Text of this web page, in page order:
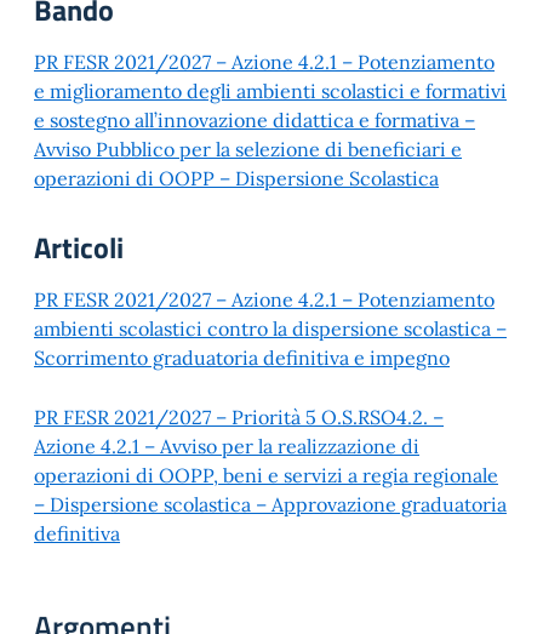
Bando
PR FESR 2021/2027 – Azione 4.2.1 – Potenziamento
e miglioramento degli ambienti scolastici e formativi
e sostegno all’innovazione didattica e formativa –
Avviso Pubblico per la selezione di beneficiari e
operazioni di OOPP – Dispersione Scolastica
Articoli
PR FESR 2021/2027 – Azione 4.2.1 – Potenziamento
ambienti scolastici contro la dispersione scolastica –
Scorrimento graduatoria definitiva e impegno
PR FESR 2021/2027 – Priorità 5 O.S.RSO4.2. –
Azione 4.2.1 – Avviso per la realizzazione di
operazioni di OOPP, beni e servizi a regia regionale
– Dispersione scolastica – Approvazione graduatoria
definitiva